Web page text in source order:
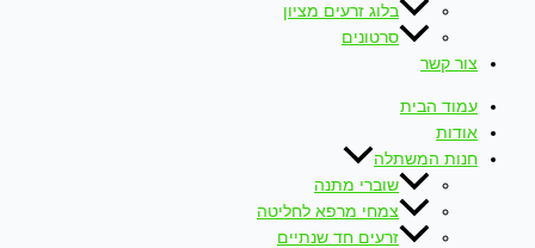
בלוג זרעים מציון
סרטונים
צור קשר
עמוד הבית
אודות
חנות המשתלה
שוברי מתנה
צמחי מרפא לחליטה
זרעים חד שנתיים